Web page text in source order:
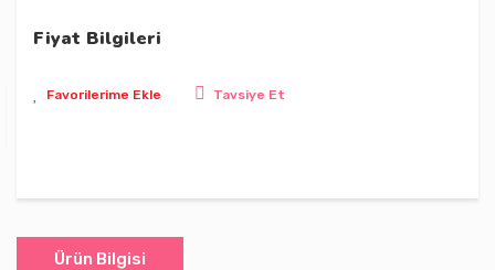
Fiyat Bilgileri
Tavsiye Et
Ürün Bilgisi